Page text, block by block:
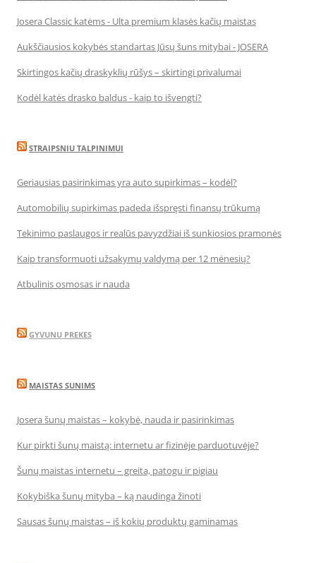
Josera Classic katėms - Ulta premium klasės kačių maistas
Aukščiausios kokybės standartas Jūsų šuns mitybai - JOSERA
Skirtingos kačių draskyklių rūšys – skirtingi privalumai
Kodėl katės drasko baldus - kaip to išvengti?
STRAIPSNIU TALPINIMUI
Geriausias pasirinkimas yra auto supirkimas – kodėl?
Automobilių supirkimas padeda išspręsti finansų trūkumą
Tekinimo paslaugos ir realūs pavyzdžiai iš sunkiosios pramonės
Kaip transformuoti užsakymų valdymą per 12 mėnesių?
Atbulinis osmosas ir nauda
GYVUNU PREKES
MAISTAS SUNIMS
Josera šunų maistas – kokybė, nauda ir pasirinkimas
Kur pirkti šunų maistą: internetu ar fizinėje parduotuvėje?
Šunų maistas internetu – greita, patogu ir pigiau
Kokybiška šunų mityba – ką naudinga žinoti
Sausas šunų maistas – iš kokių produktų gaminamas